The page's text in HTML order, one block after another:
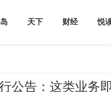
天下 财经 悦
公告：这类业务